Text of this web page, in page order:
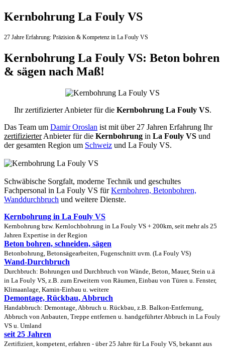
Kernbohrung La Fouly VS
27 Jahre Erfahrung: Präzision & Kompetenz in La Fouly VS
Kernbohrung La Fouly VS: Beton bohren
& sägen nach Maß!
Ihr zertifizierter Anbieter für die Kernbohrung La Fouly VS.
Das Team um Damir Oroslan ist mit über 27 Jahren Erfahrung Ihr
zertifizierterAnbieter für die Kernbohrung in La Fouly VS und
der gesamten Region um Schweiz und La Fouly VS.
Schwäbische Sorgfalt, moderne Technik und geschultes
Fachpersonal in La Fouly VS fürKernbohren, Betonbohren,
Wanddurchbruch und weitere Dienste.
Kernbohrung in La Fouly VS
Kernbohrung bzw. Kernlochbohrung in La Fouly VS + 200km, seit mehr als 25
Jahren Expertise in der Region
Beton bohren, schneiden, sägen
Betonbohrung, Betonsägearbeiten, Fugenschnitt uvm. (La Fouly VS)
Wand-Durchbruch
Durchbruch: Bohrungen und Durchbruch von Wände, Beton, Mauer, Stein u.ä
in La Fouly VS, z.B. zum Erweitern von Räumen, Einbau von Türen u. Fenster,
Klimaanlage, Kamin-Einbau u. weitere
Demontage, Rückbau, Abbruch
Handabbruch: Demontage, Abbruch u. Rückbau, z.B. Balkon-Entfernung,
Abbruch von Anbauten, Treppe entfernen u. handgeführter Abbruch in La Fouly
VS u. Umland
seit 25 Jahren
Zertifiziert, kompetent, erfahren - über 25 Jahre für La Fouly VS, bekannt aus